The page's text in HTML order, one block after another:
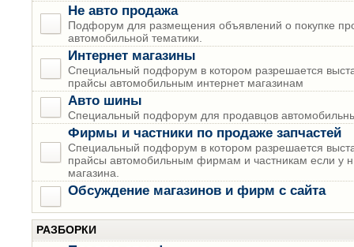
Не авто продажа
Подфорум для размещения объявлений о покупке
автомобильной тематики.
Интернет магазины
Специальный подфорум в котором разрешается
прайсы автомобильным интернет магазинам
Авто шины
Специальный подфорум для продавцов
Фирмы и частники по продаже запчастей
Специальный подфорум в котором разрешается
прайсы автомобильным фирмам и частникам если у
магазина.
Обсуждение магазинов и фирм с сайта
РАЗБОРКИ